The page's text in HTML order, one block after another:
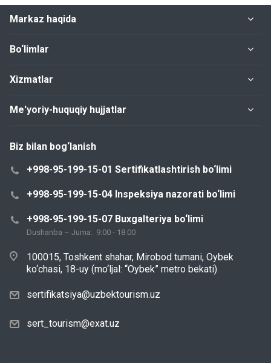
Markaz haqida
Bo‘limlar
Xizmatlar
Me'yoriy-huquqiy hujjatlar
Biz bilan bog‘lanish
+998-95-199-15-01 Sertifikatlashtirish bo‘limi
+998-95-199-15-04 Inspeksiya nazorati bo‘limi
+998-95-199-15-07 Buxgalteriya bo‘limi
Dushanba – Juma: 9:00 - 18:00
100015, Toshkent shahar, Mirobod tumani, Oybek
ko‘chasi, 18-uy (mo‘ljal: “Oybek” metro bekati)
sertifikatsiya@uzbektourism.uz
sert_tourism@exat.uz